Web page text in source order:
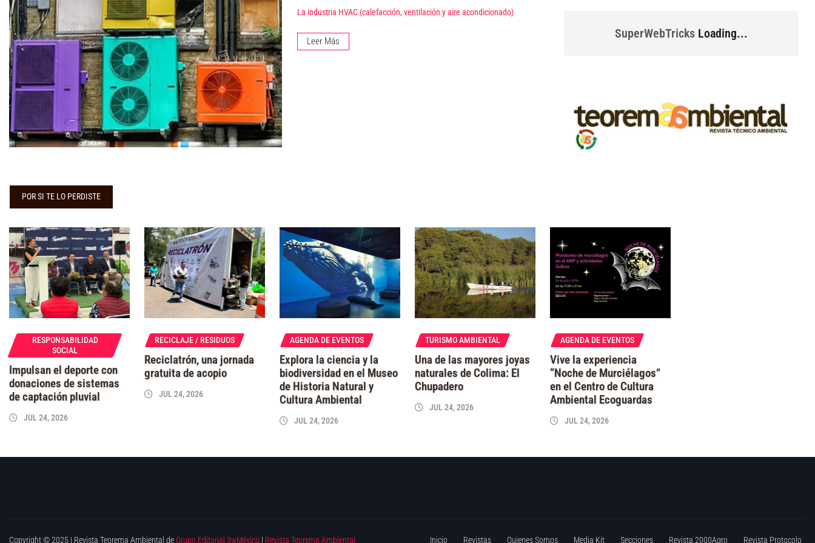
La industria HVAC (calefacción, ventilación y aire acondicionado)
Leer Más
SuperWebTricksLoading...
POR SI TE LO PERDISTE
RESPONSABILIDAD
SOCIAL
Impulsan el deporte con
donaciones de sistemas
de captación pluvial
JUL 24, 2026
RECICLAJE / RESIDUOS
Reciclatrón, una jornada
gratuita de acopio
JUL 24, 2026
AGENDA DE EVENTOS
Explora la ciencia y la
biodiversidad en el Museo
de Historia Natural y
Cultura Ambiental
JUL 24, 2026
TURISMO AMBIENTAL
Una de las mayores joyas
naturales de Colima: El
Chupadero
JUL 24, 2026
AGENDA DE EVENTOS
Vive la experiencia
“Noche de Murciélagos”
en el Centro de Cultura
Ambiental Ecoguardas
JUL 24, 2026
Copyright © 2025 | Revista Teorema Ambiental de Grupo Editorial 3wMéxico | Revista Teorema Ambiental Inicio Revistas Quienes Somos Media Kit Secciones Revista 2000Agro Revista Protocolo